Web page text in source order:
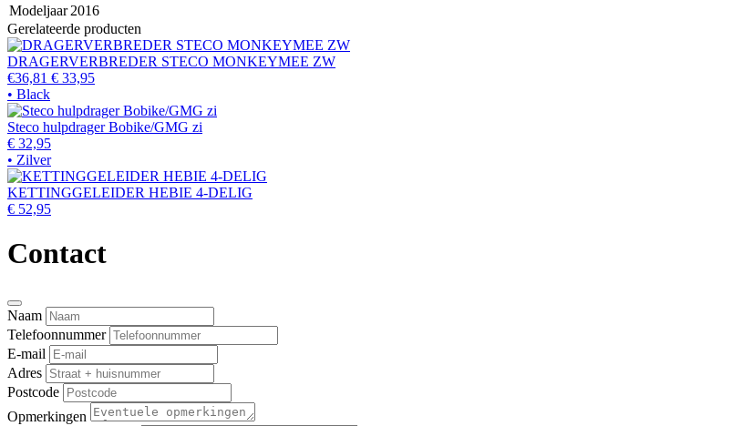
Modeljaar 2016
Gerelateerde producten
DRAGERVERBREDER STECO MONKEYMEE ZW
€36,81 € 33,95
• Black
Steco hulpdrager Bobike/GMG zi
€ 32,95
• Zilver
KETTINGGELEIDER HEBIE 4-DELIG
€ 52,95
Contact
Naam
Telefoonnummer
E-mail
Adres
Postcode
Opmerkingen